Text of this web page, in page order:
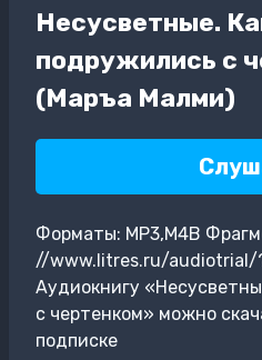
Несусветные.
подружились с
(Маръа Малми)
Форматы: MP3,M4B
//www.litres.ru/audiotrial/
Аудиокнигу
с чертенком» можно
подписке